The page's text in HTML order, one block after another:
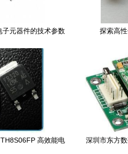
元器件的技术参数
探索高
高效能电
深圳市东方